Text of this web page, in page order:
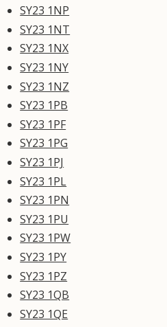
SY23 1NP
SY23 1NT
SY23 1NX
SY23 1NY
SY23 1NZ
SY23 1PB
SY23 1PF
SY23 1PG
SY23 1PJ
SY23 1PL
SY23 1PN
SY23 1PU
SY23 1PW
SY23 1PY
SY23 1PZ
SY23 1QB
SY23 1QE